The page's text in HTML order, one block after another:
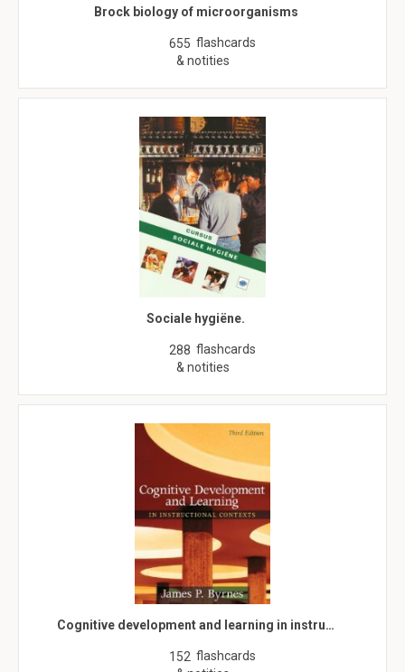
Brock biology of microorganisms
655 flashcards
& notities
Sociale hygiëne.
288 flashcards
& notities
Cognitive development and learning in instru…
152 flashcards